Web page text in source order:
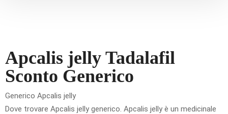
Apcalis jelly Tadalafil
Sconto Generico
Generico Apcalis jelly
Dove trovare Apcalis jelly generico. Apcalis jelly è un medicinale